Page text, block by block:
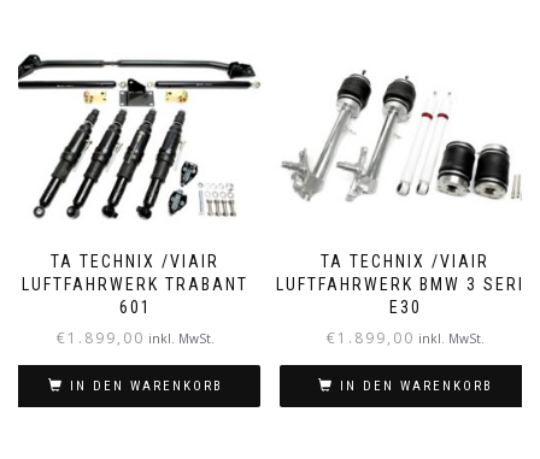
TA TECHNIX /VIAIR
LUFTFAHRWERK TRABANT
601
€1.899,00 inkl. MwSt.
IN DEN WARENKORB
TA TECHNIX /VIAIR
LUFTFAHRWERK BMW 3 SERIE
E30
€1.899,00 inkl. MwSt.
IN DEN WARENKORB